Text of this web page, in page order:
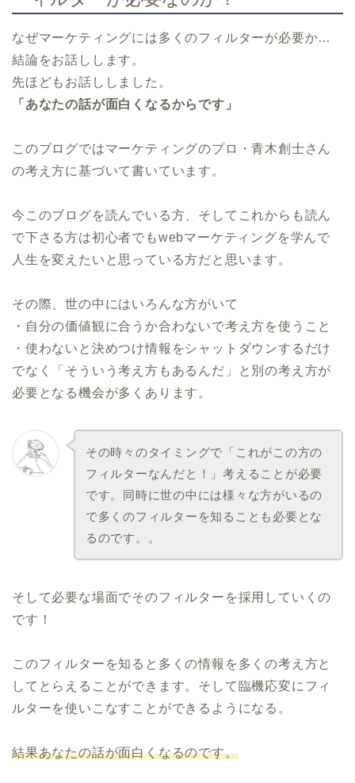
なぜマーケティングには多くのフィルターが必要か…
結論をお話しします。
先ほどもお話ししました。
「あなたの話が面白くなるからです」
このブログではマーケティングのプロ・青木創士さん
の考え方に基づいて書いています。
今このブログを読んでいる方、そしてこれからも読ん
で下さる方は初心者でもwebマーケティングを学んで
人生を変えたいと思っている方だと思います。
その際、世の中にはいろんな方がいて
・自分の価値観に合うか合わないで考え方を使うこと
・使わないと決めつけ情報をシャットダウンするだけ
でなく「そういう考え方もあるんだ」と別の考え方が
必要となる機会が多くあります。
その時々のタイミングで「これがこの方の
フィルターなんだと！」考えることが必要
です。同時に世の中には様々な方がいるの
で多くのフィルターを知ることも必要とな
るのです。。
そして必要な場面でそのフィルターを採用していくの
です！
このフィルターを知ると多くの情報を多くの考え方と
してとらえることができます。そして臨機応変にフィ
ルターを使いこなすことができるようになる。
結果あなたの話が面白くなるのです。